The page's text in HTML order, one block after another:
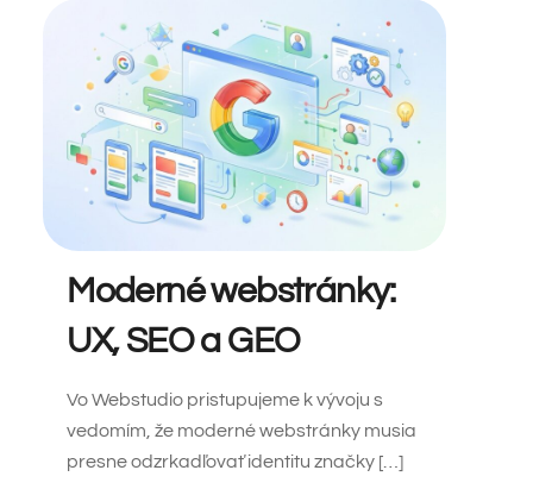
Moderné webstránky:
UX, SEO a GEO
Vo Webstudio pristupujeme k vývoju s
vedomím, že moderné webstránky musia
presne odzrkadľovať identitu značky […]